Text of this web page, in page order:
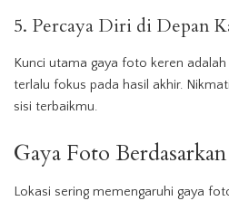
5. Percaya Diri di Depan
Kunci utama gaya foto keren adalah
terlalu fokus pada hasil akhir.
sisi terbaikmu.
Gaya Foto
Lokasi sering memengaruhi gaya